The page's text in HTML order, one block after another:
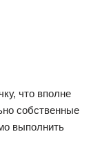
что вполне
собственные
выполнить